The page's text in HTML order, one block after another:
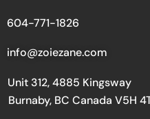
604-771-1826
info@zoiezane.com
Unit 312, 4885 Kingsway
Burnaby, BC Canada V5H